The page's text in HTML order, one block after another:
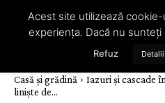
Casă și grădină
Iazuri și cascade
liniște de...
Acest site utilizează
experiența. Dacă nu
Refuz Detalii